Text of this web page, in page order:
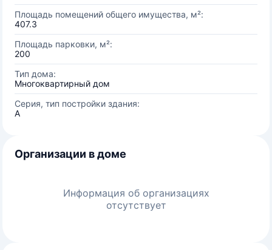
Площадь помещений общего имущества, м²:
407.3
Площадь парковки, м²:
200
Тип дома:
Многоквартирный дом
Серия, тип постройки здания:
А
Организации в доме
Информация об организациях
отсутствует